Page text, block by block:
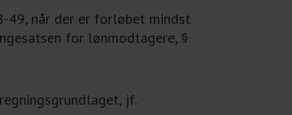
49, når der er forløbet mindst
for lønmodtagere, §
jf.